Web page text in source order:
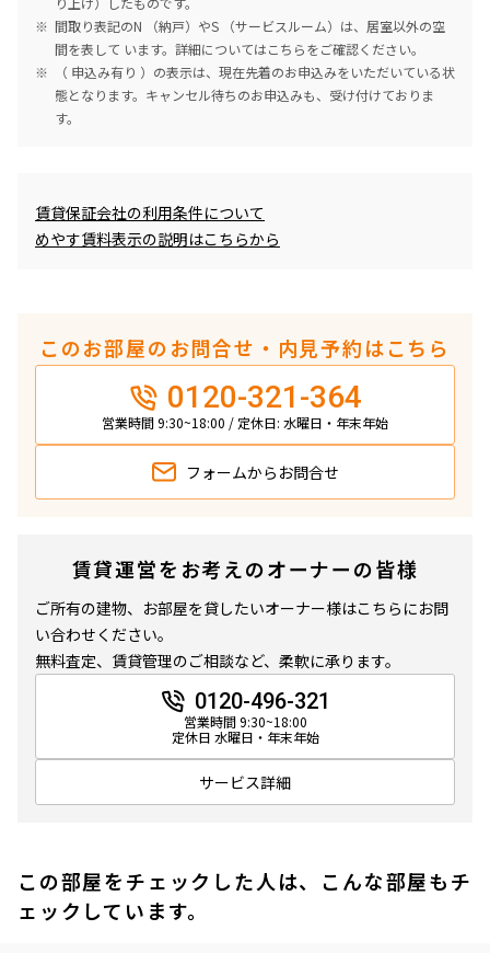
間取り表記のN （納戸）やS （サービスルーム）は、居室以外の空
間を表して います。詳細についてはこちらをご確認ください。
（ 申込み有り ）の表示は、現在先着のお申込みをいただいている状
態となります。キャンセル待ちのお申込みも、受け付けておりま
す。
賃貸保証会社の利用条件について
めやす賃料表示の説明はこちらから
このお部屋のお問合せ・内見予約はこちら
0120-321-364
営業時間 9:30~18:00 / 定休日: 水曜日・年末年始
フォームから お問合せ
賃貸運営をお考えのオーナーの皆様
ご所有の建物、お部屋を貸したいオーナー様はこちらにお問
い合わせください。
無料査定、賃貸管理のご相談など、柔軟に承ります。
0120-496-321
営業時間 9:30~18:00
定休日 水曜日・年末年始
サービス詳細
この部屋をチェックした人は、こんな部屋もチ
ェックしています。